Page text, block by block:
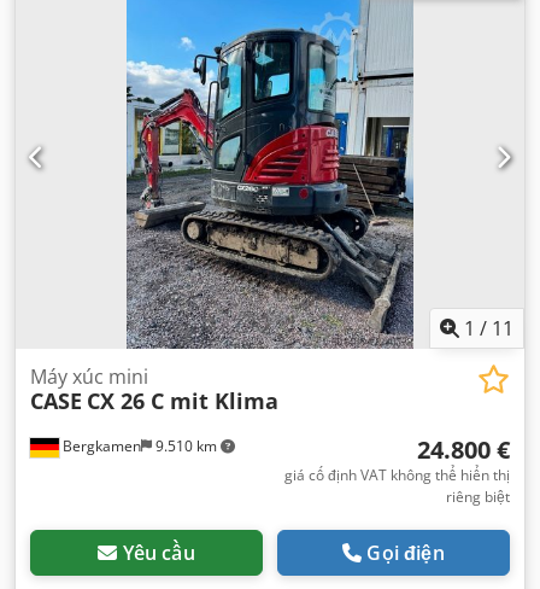
1 / 11
Bergkamen 9.510 km
Máy xúc mini
CASE CX 26 C mit Klima
24.800 €
giá cố định VAT không thể hiển thị
riêng biệt
Yêu cầu Gọi điện